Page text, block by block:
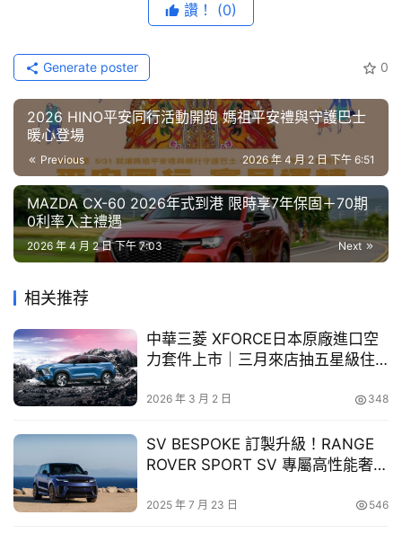
碑
中
古
車
行
百
中
車
買
車
忙
讚！ (0)
0
Generate poster
2026 HINO平安同行活動開跑 媽祖平安禮與守護巴士
暖心登場
Previous 2026 年 4 月 2 日 下午 6:51
MAZDA CX-60 2026年式到港 限時享7年保固＋70期
0利率入主禮遇
Next
2026 年 4 月 2 日 下午 7:03
相关推荐
中華三菱 XFORCE日本原廠進口空
力套件上市｜三月來店抽五星級住
2026 年 3 月 2 日 348
SV BESPOKE 訂製升級！RANGE
ROVER SPORT SV 專屬高性能奢華
2025 年 7 月 23 日 546